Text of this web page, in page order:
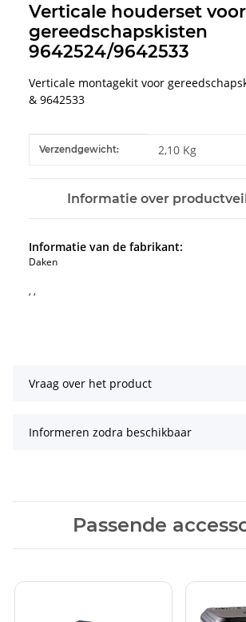
Verticale houderset voor
gereedschapskisten
9642524/9642533
Verticale montagekit voor
& 9642533
#productDetails.itemInformation#
#productDetails.itemValue#
Verzendgewicht: 2,10 Kg
Informatie over
Informatie van de fabrikant:
Daken
, ,
Vraag over het product
Informeren zodra beschikbaar
Passende